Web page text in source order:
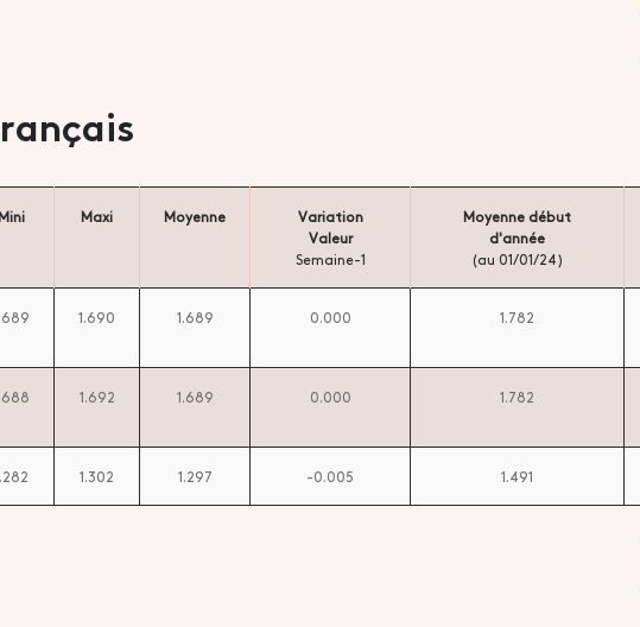
Maxi Moyenne
Variation
Valeur
Semaine-1
Moyenne début
d'année
(au 01/01/24)
1.690 1.689 0.000 1.782
1.692 1.689 0.000 1.782
1.302 1.297 -0.005 1.491